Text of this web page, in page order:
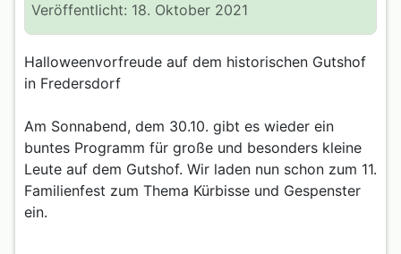
Veröffentlicht: 18. Oktober 2021
Halloweenvorfreude auf dem historischen Gutshof
in Fredersdorf
Am Sonnabend, dem 30.10. gibt es wieder ein
buntes Programm für große und besonders kleine
Leute auf dem Gutshof. Wir laden nun schon zum 11.
Familienfest zum Thema Kürbisse und Gespenster
ein.